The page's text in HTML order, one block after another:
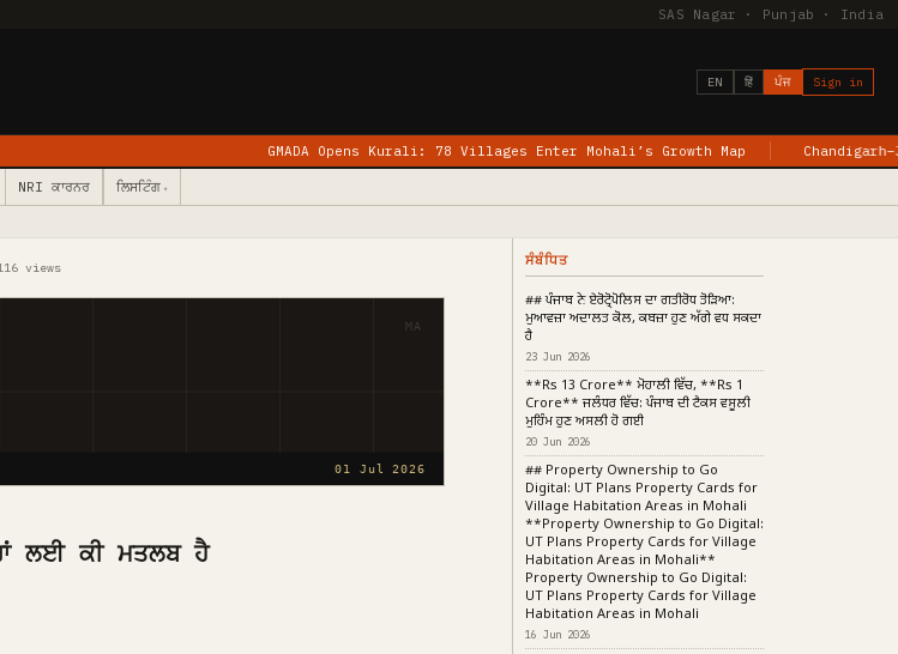
SAS Nagar · Punjab · India
EN हिं ਪੰਜ Sign in
GMADA Opens Kurali: 78 Villages Enter Mohali’s Growth Map Chandigarh–Jewar Flights
NRI ਕਾਰਨਰ ਲਿਸਟਿੰਗ ▾
views
01 Jul 2026
MA
ਲਈ ਕੀ ਮਤਲਬ ਹੈ
ਸੰਬੰਧਿਤ
## ਪੰਜਾਬ ਨੇ ਏਰੋਟ੍ਰੋਪੋਲਿਸ ਦਾ ਗਤੀਰੋਧ ਤੋੜਿਆ:
ਮੁਆਵਜ਼ਾ ਅਦਾਲਤ ਕੋਲ, ਕਬਜ਼ਾ ਹੁਣ ਅੱਗੇ ਵਧ ਸਕਦਾ
ਹੈ
23 Jun 2026
**Rs 13 Crore** ਮੋਹਾਲੀ ਵਿੱਚ, **Rs 1
Crore** ਜਲੰਧਰ ਵਿੱਚ: ਪੰਜਾਬ ਦੀ ਟੈਕਸ ਵਸੂਲੀ
ਮੁਹਿੰਮ ਹੁਣ ਅਸਲੀ ਹੋ ਗਈ
20 Jun 2026
## Property Ownership to Go
Digital: UT Plans Property Cards for
Village Habitation Areas in Mohali
**Property Ownership to Go Digital:
UT Plans Property Cards for Village
Habitation Areas in Mohali**
Property Ownership to Go Digital:
UT Plans Property Cards for Village
Habitation Areas in Mohali
16 Jun 2026